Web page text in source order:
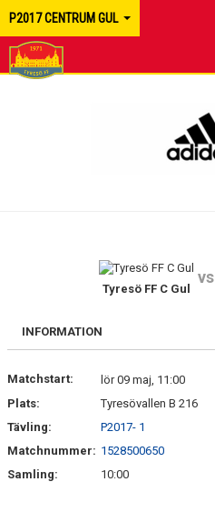
P2017 CENTRUM GUL
DOKUMENT
Tyresö FF C Gul
vs
INFORMATION
Matchstart:
lör 09 maj, 11:00
Plats:
Tyresövallen B 216
Tävling:
P2017- 1
Matchnummer: 1528500650
Samling:
10:00